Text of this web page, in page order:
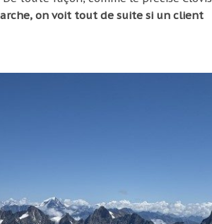
on voit tout de suite si un client